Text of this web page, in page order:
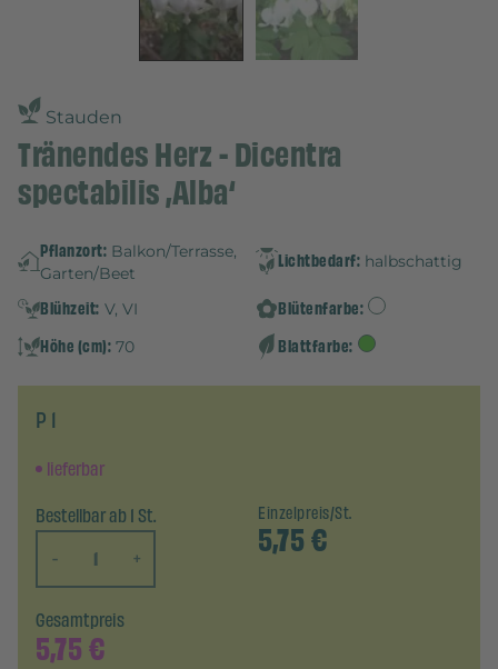
Stauden
Tränendes Herz - Dicentra
spectabilis ‚Alba‘
Pflanzort: Balkon/Terrasse,
Garten/Beet
Lichtbedarf: halbschattig
Blühzeit: V, VI
Blütenfarbe:
Höhe (cm): 70 Blattfarbe:
P 1
lieferbar
Bestellbar ab 1 St.
-
+
Einzelpreis/St.
5,75€
Gesamtpreis
5,75€